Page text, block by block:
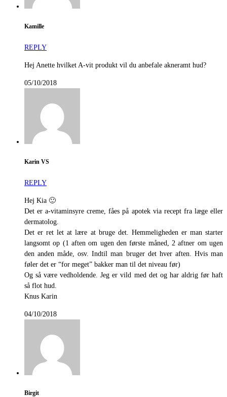
Kamille
REPLY
Hej Anette hvilket A-vit produkt vil du anbefale akneramt hud?
05/10/2018
Karin VS
REPLY
Hej Kia 🙂
Det er a-vitaminsyre creme, fåes på apotek via recept fra læge eller
dermatolog.
Det er ret let at lære at bruge det. Hemmeligheden er man starter
langsomt op (1 aften om ugen den første måned, 2 aftner om ugen
den anden måde, osv. Indtil man bruger det hver aften. Hvis man
føler det er “for meget” bakker man til det niveau før)
Og så være vedholdende. Jeg er vild med det og har aldrig før haft
så flot hud.
Knus Karin
04/10/2018
Birgit